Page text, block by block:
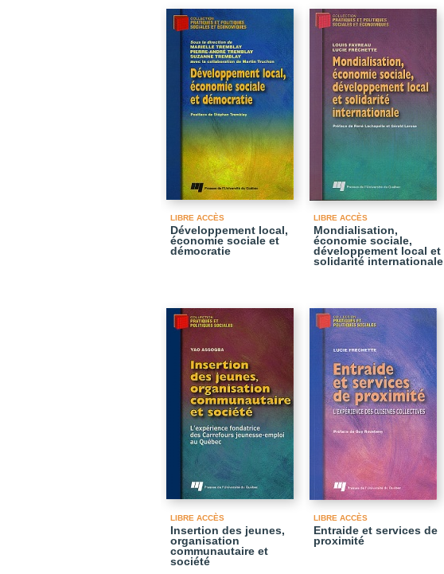
LIBRE ACCÈS
Développement local,
économie sociale et
démocratie
LIBRE ACCÈS
Mondialisation,
économie sociale,
développement local et
solidarité internationale
LIBRE ACCÈS
Insertion des jeunes,
organisation
communautaire et
société
LIBRE ACCÈS
Entraide et services de
proximité